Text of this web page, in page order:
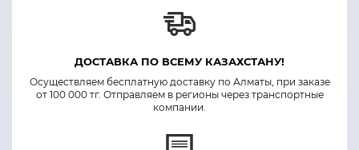
ДОСТАВКА ПО ВСЕМУ КАЗАХСТАНУ!
Осуществляем бесплатную доставку по Алматы, при заказе
от 100 000 тг. Отправляем в регионы через транспортные
компании.